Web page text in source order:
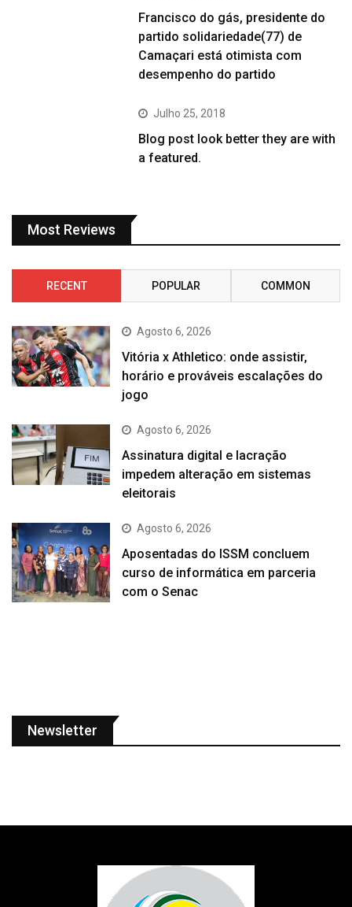
Francisco do gás, presidente do
partido solidariedade(77) de
Camaçari está otimista com
desempenho do partido
Julho 25, 2018
Blog post look better they are with
a featured.
Most Reviews
RECENT POPULAR COMMON
Agosto 6, 2026
Vitória x Athletico: onde assistir,
horário e prováveis escalações do
jogo
Agosto 6, 2026
Assinatura digital e lacração
impedem alteração em sistemas
eleitorais
Agosto 6, 2026
Aposentadas do ISSM concluem
curso de informática em parceria
com o Senac
Newsletter